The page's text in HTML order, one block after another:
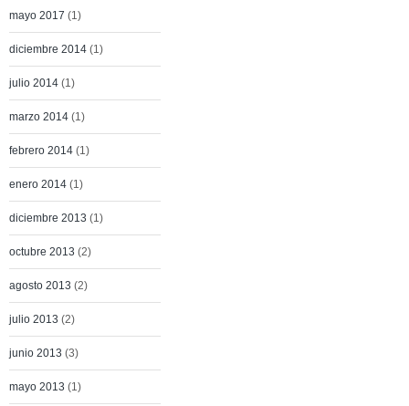
mayo 2017 (1)
diciembre 2014 (1)
julio 2014 (1)
marzo 2014 (1)
febrero 2014 (1)
enero 2014 (1)
diciembre 2013 (1)
octubre 2013 (2)
agosto 2013 (2)
julio 2013 (2)
junio 2013 (3)
mayo 2013 (1)